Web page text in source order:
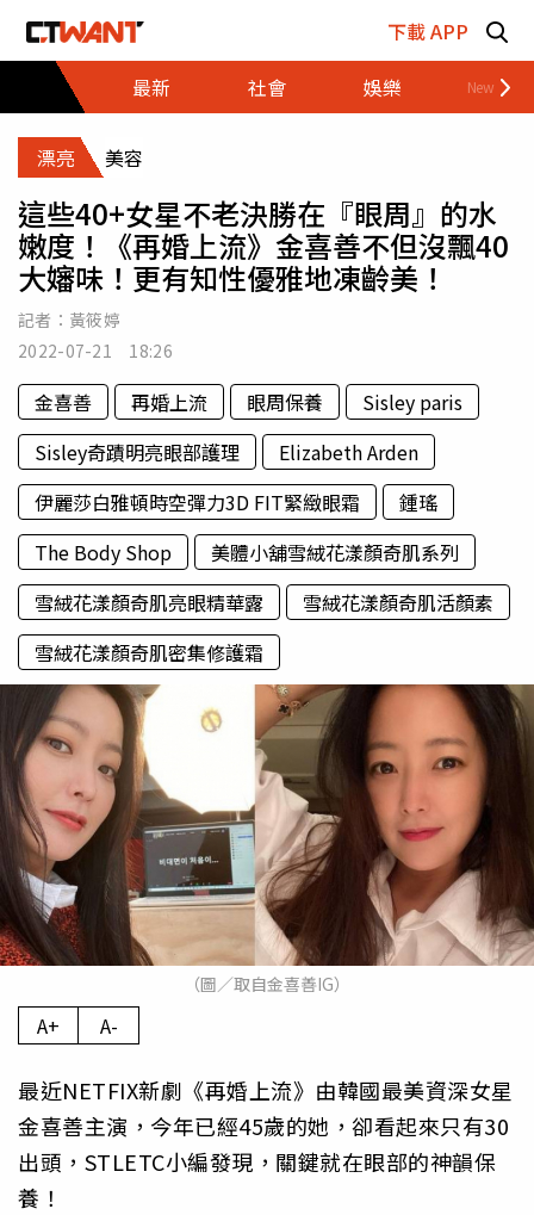
下載 APP
最新
社會 娛樂 財經
漂亮 美容
這些40+女星不老決勝在『眼周』的水
嫩度！《再婚上流》金喜善不但沒飄40
大嬸味！更有知性優雅地凍齡美！
記者： 黃筱婷
2022-07-21 18:26
金喜善 再婚上流 眼周保養
Sisley paris
Sisley奇蹟明亮眼部護理
Elizabeth Arden
伊麗莎白雅頓時空彈力3D FIT緊緻眼霜
鍾瑤
The Body Shop
美體小舖雪絨花漾顏奇肌系列
雪絨花漾顏奇肌亮眼精華露
雪絨花漾顏奇肌活顏素
雪絨花漾顏奇肌密集修護霜
（圖／取自金喜善IG）
A+ A-
最近NETFIX新劇《再婚上流》由韓國最美資深女星
金喜善主演，今年已經45歲的她，卻看起來只有30
出頭，STLETC小編發現，關鍵就在眼部的神韻保
養！